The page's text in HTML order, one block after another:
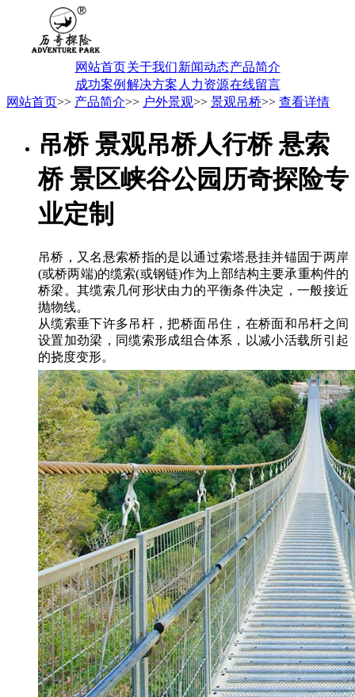
网站首页关于我们新闻动态产品简介
成功案例 解决方案 人力资源在线留言
网站首页>> 产品简介>> 户外景观>> 景观吊桥>> 查看详情
吊桥 景观吊桥人行桥 悬索
桥 景区峡谷公园历奇探险专
业定制
吊桥，又名悬索桥指的是以通过索塔悬挂并锚固于两岸
(或桥两端)的缆索(或钢链)作为上部结构主要承重构件的
桥梁。其缆索几何形状由力的平衡条件决定，一般接近
抛物线。
从缆索垂下许多吊杆，把桥面吊住，在桥面和吊杆之间
设置加劲梁，同缆索形成组合体系，以减小活载所引起
的挠度变形。